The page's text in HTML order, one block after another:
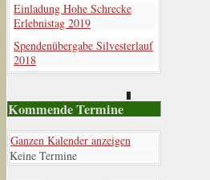
Einladung Hohe Schrecke
Erlebnistag 2019
Spendenübergabe Silvesterlauf
2018
Kommende Termine
Ganzen Kalender anzeigen
Keine Termine